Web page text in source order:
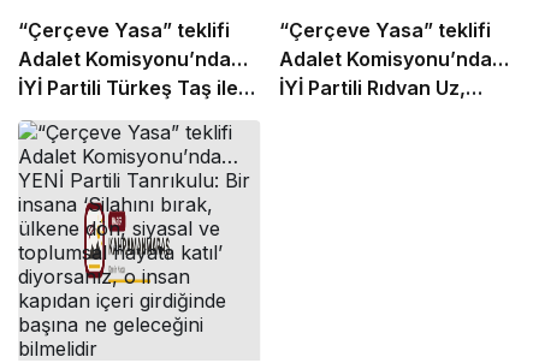
“Çerçeve Yasa” teklifi
Adalet Komisyonu’nda…
İYİ Partili Türkeş Taş ile
MHP’li Bülbül arasında
“pislik” tartışması
“Çerçeve Yasa” teklifi
Adalet Komisyonu’nda…
İYİ Partili Rıdvan Uz,